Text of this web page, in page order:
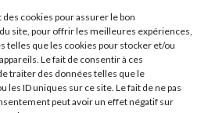
cookies pour assurer le bon
site, pour offrir les meilleures expériences,
telles que les cookies pour stocker et/ou
Le fait de consentir à ces
traiter des données telles que le
les ID uniques sur ce site. Le fait de ne pas
peut avoir un effet négatif sur